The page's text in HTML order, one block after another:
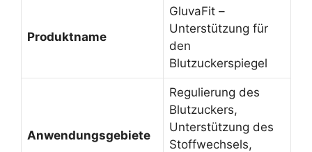
Produktname
GluvaFit –
Unterstützung für
den
Blutzuckerspiegel
Anwendungsgebiete
Regulierung des
Blutzuckers,
Unterstützung des
Stoffwechsels,